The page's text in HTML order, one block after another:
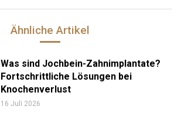
Ähnliche Artikel
Was sind Jochbein-Zahnimplantate?
Fortschrittliche Lösungen bei
Knochenverlust
16 Juli 2026